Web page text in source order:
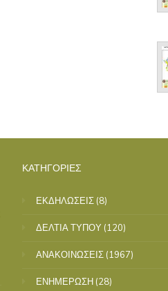
ΚΑΤΗΓΟΡΙΕΣ
ΕΚΔΗΛΩΣΕΙΣ (8)
ΔΕΛΤΙΑ ΤΥΠΟΥ (120)
ΑΝΑΚΟΙΝΩΣΕΙΣ (1967)
ΕΝΗΜΕΡΩΣΗ (28)